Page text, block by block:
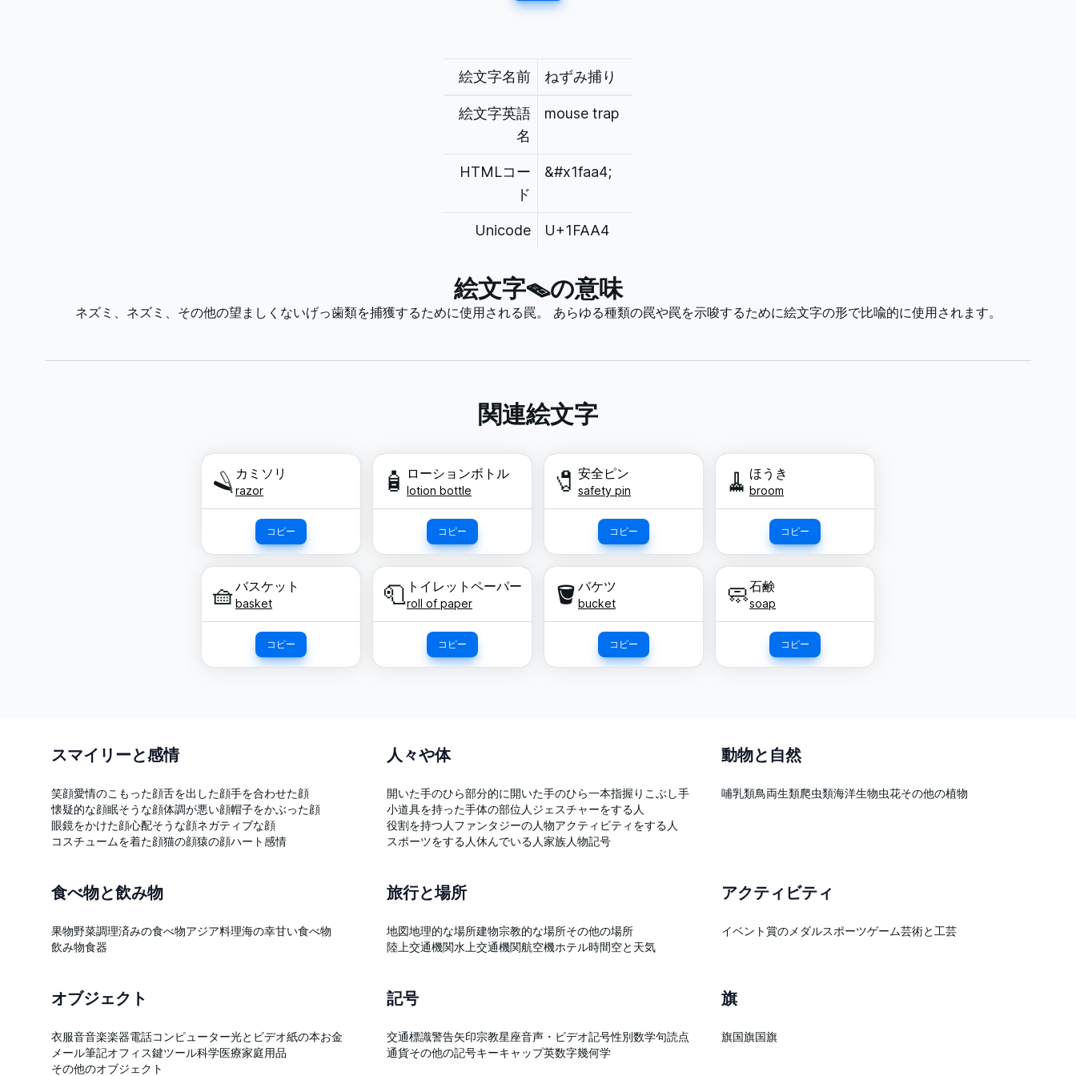
絵文字名前 ねずみ捕り
絵文字英語
名
mouse trap
HTMLコー
ド
&#x1faa4;
Unicode U+1FAA4
絵文字🪤の意味
ネズミ、ネズミ、その他の望ましくないげっ歯類を捕獲するために使用される罠。 あらゆる種類の罠や罠を示唆するために絵文字の形で比喩的に使用されます。
関連絵文字
🪒 カミソリ
razor
コピー
🧴 ローションボトル
lotion bottle
コピー
🧷 安全ピン
safety pin
コピー
🧹 ほうき
broom
コピー
🧺バスケット
basket
コピー
🧻 トイレットペーパー
roll of paper
コピー
🪣 バケツ
bucket
コピー
🧼石鹸
soap
コピー
スマイリーと感情
笑顔愛情のこもった顔舌を出した顔手を合わせた顔
懐疑的な顔眠そうな顔体調が悪い顔帽子をかぶった顔
眼鏡をかけた顔心配そうな顔ネガティブな顔
コスチュームを着た顔猫の顔猿の顔ハート感情
人々や体
開いた手のひら部分的に開いた手のひら一本指握りこぶし手
小道具を持った手体の部位 人 ジェスチャーをする人
役割を持つ人 ファンタジーの人物アクティビティをする人
スポーツをする人休んでいる人家族人物記号
動物と自然
哺乳類鳥両生類爬虫類海洋生物虫花その他の植物
食べ物と飲み物
果物野菜調理済みの食べ物アジア料理海の幸甘い食べ物
飲み物食器
旅行と場所
地図地理的な場所建物宗教的な場所その他の場所
陸上交通機関水上交通機関航空機ホテル時間空と天気
アクティビティ
イベント賞のメダルスポーツゲーム芸術と工芸
オブジェクト
衣服音音楽楽器電話コンピューター光とビデオ紙の本お金
メール筆記オフィス鍵ツール科学医療家庭用品
その他のオブジェクト
記号
交通標識警告矢印宗教星座音声・ビデオ記号性別数学句読点
通貨その他の記号キーキャップ英数字幾何学
旗
旗国旗国旗